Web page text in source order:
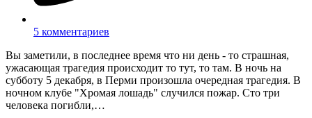
5 комментариев
Вы заметили, в последнее время что ни день - то страшная,
ужасающая трагедия происходит то тут, то там. В ночь на
субботу 5 декабря, в Перми произошла очередная трагедия. В
ночном клубе "Хромая лошадь" случился пожар. Сто три
человека погибли,…